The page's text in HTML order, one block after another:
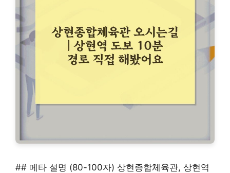
## 메타 설명 (80-100자) 상현종합체육관, 상현역